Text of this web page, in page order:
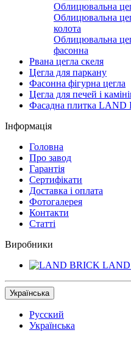
Облицювальна
Облицювальна
колота
Облицювальна
фасонна
Рвана цегла скеля
Цегла для паркану
Фасонна фігурна цегла
Цегла для печей і
Фасадна плитка LAND
Інформація
Головна
Про завод
Гарантія
Сертифікати
Доставка і оплата
Фотогалерея
Контакти
Статті
Виробники
Українська
Русский
Українська